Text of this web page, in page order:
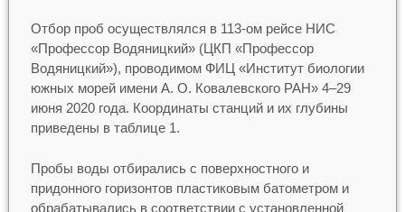
Отбор проб осуществлялся в 113-ом рейсе НИС
«Профессор Водяницкий» (ЦКП «Профессор
Водяницкий»), проводимом ФИЦ «Институт биологии
южных морей имени А. О. Ковалевского РАН» 4–29
июня 2020 года. Координаты станций и их глубины
приведены в таблице 1.
Пробы воды отбирались с поверхностного и
придонного горизонтов пластиковым батометром и
обрабатывались в соответствии с установленной